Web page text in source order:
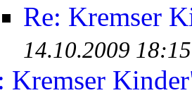
Re: Kremser
14.10.2009 18:15
Kremser